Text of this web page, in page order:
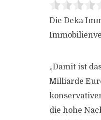
Die Deka
„Damit ist
Milliarde
die hohe